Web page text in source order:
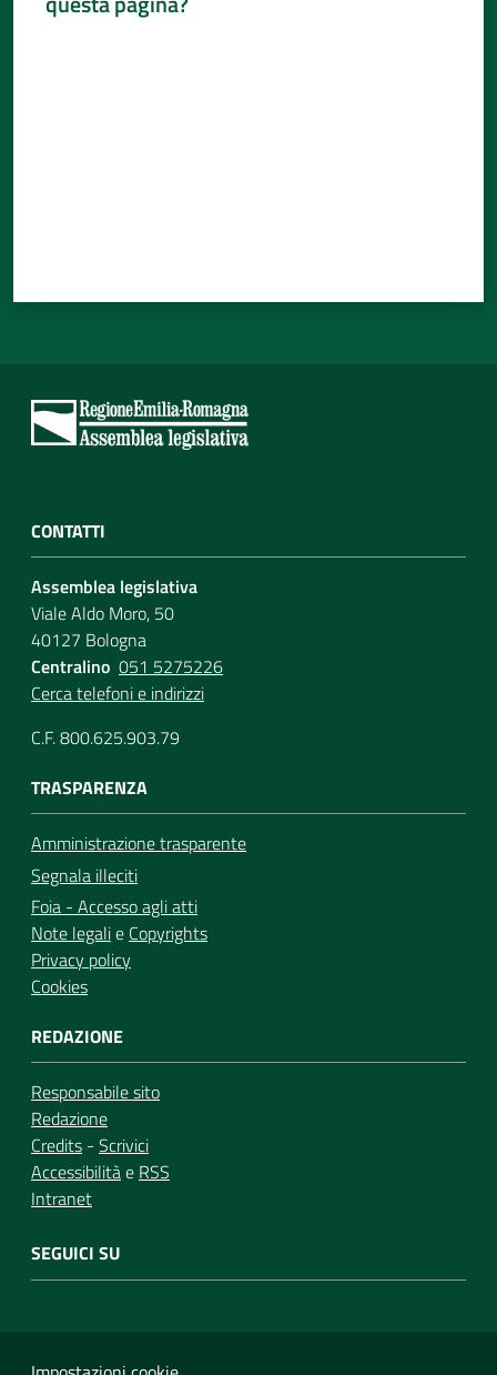
CONTATTI
Assemblea legislativa
Viale Aldo Moro, 50
40127 Bologna
Centralino 051 5275226
Cerca telefoni e indirizzi
C.F. 800.625.903.79
TRASPARENZA
Amministrazione trasparente
Segnala illeciti
Foia - Accesso agli atti
Note legalie Copyrights
Privacy policy
Cookies
REDAZIONE
Responsabile sito
Redazione
Credits - Scrivici
Accessibilitàe RSS
Intranet
SEGUICI SU